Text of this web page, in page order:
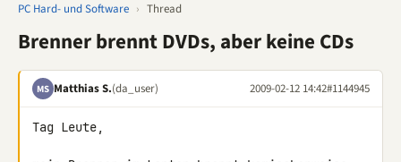
PC Hard- und Software › Thread
Brenner brennt DVDs, aber keine CDs
MS Matthias S.(da_user) 2009-02-12 14:42#1144945
Tag Leute,